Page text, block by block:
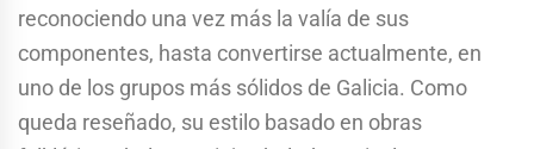
reconociendo una vez más la valía de sus
componentes, hasta convertirse actualmente, en
uno de los grupos más sólidos de Galicia. Como
queda reseñado, su estilo basado en obras